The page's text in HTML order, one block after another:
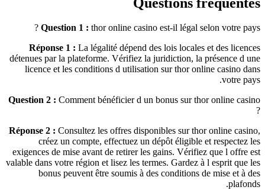
Question 1 : thor online casino est-il légal selon votre pays ?
Réponse 1 : La légalité dépend des lois locales et des licences
détenues par la plateforme. Vérifiez la juridiction, la présence d une
licence et les conditions d utilisation sur thor online casino dans
votre pays.
Question 2 : Comment bénéficier d un bonus sur thor online casino
?
Réponse 2 : Consultez les offres disponibles sur thor online casino,
créez un compte, effectuez un dépôt éligible et respectez les
exigences de mise avant de retirer les gains. Vérifiez que l offre est
valable dans votre région et lisez les termes. Gardez à l esprit que les
bonus peuvent être soumis à des conditions de mise et à des
plafonds.